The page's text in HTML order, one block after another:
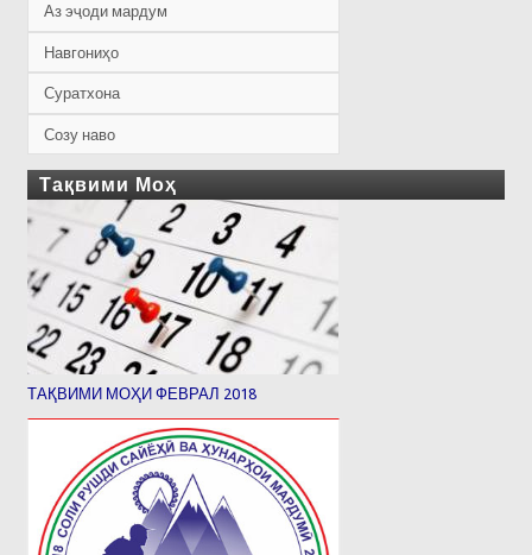
Аз эҷоди мардум
Навгониҳо
Суратхона
Созу наво
Тақвими Моҳ
ТАҚВИМИ МОҲИ ФЕВРАЛ 2018